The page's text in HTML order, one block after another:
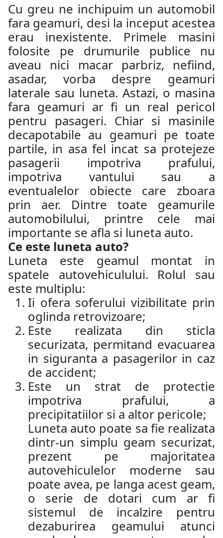
Cu greu ne inchipuim un automobil
fara geamuri, desi la inceput acestea
erau inexistente. Primele masini
folosite pe drumurile publice nu
aveau nici macar parbriz, nefiind,
asadar, vorba despre geamuri
laterale sau luneta. Astazi, o masina
fara geamuri ar fi un real pericol
pentru pasageri. Chiar si masinile
decapotabile au geamuri pe toate
partile, in asa fel incat sa protejeze
pasagerii impotriva prafului,
impotriva vantului sau a
eventualelor obiecte care zboara
prin aer. Dintre toate geamurile
automobilului, printre cele mai
importante se afla si luneta auto.
Ce este luneta auto?
Luneta este geamul montat in
spatele autovehiculului. Rolul sau
este multiplu:
Ii ofera soferului vizibilitate prin
oglinda retrovizoare;
Este realizata din sticla
securizata, permitand evacuarea
in siguranta a pasagerilor in caz
de accident;
Este un strat de protectie
impotriva prafului, a
precipitatiilor si a altor pericole;
Luneta auto poate sa fie realizata
dintr-un simplu geam securizat,
prezent pe majoritatea
autovehiculelor moderne sau
poate avea, pe langa acest geam,
o serie de dotari cum ar fi
sistemul de incalzire pentru
dezaburirea geamului atunci